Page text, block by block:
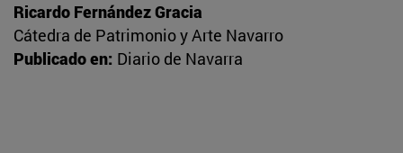
Ricardo Fernández Gracia
Cátedra de Patrimonio y Arte Navarro
Publicado en: Diario de Navarra